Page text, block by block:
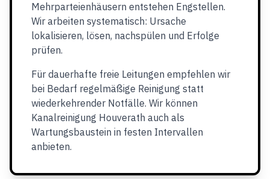
Mehrparteienhäusern entstehen Engstellen.
Wir arbeiten systematisch: Ursache
lokalisieren, lösen, nachspülen und Erfolge
prüfen.
Für dauerhafte freie Leitungen empfehlen wir
bei Bedarf regelmäßige Reinigung statt
wiederkehrender Notfälle. Wir können
Kanalreinigung Houverath auch als
Wartungsbaustein in festen Intervallen
anbieten.